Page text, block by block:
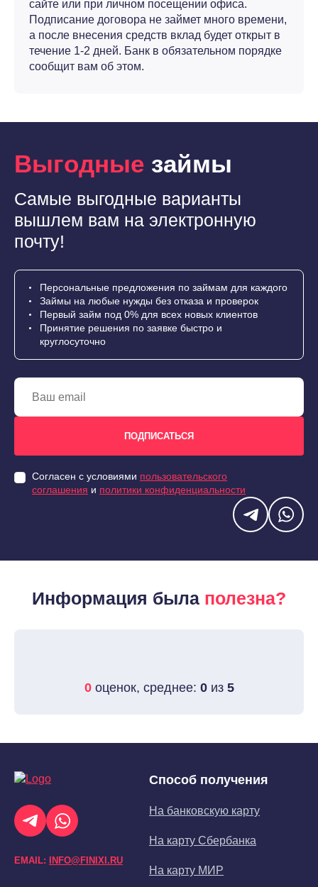
сайте или при личном посещении офиса.
Подписание договора не займет много времени,
а после внесения средств вклад будет открыт в
течение 1-2 дней. Банк в обязательном порядке
сообщит вам об этом.
Выгодные займы
Самые выгодные варианты
вышлем вам на электронную
почту!
Персональные предложения по займам для каждого
Займы на любые нужды без отказа и проверок
Первый займ под 0% для всех новых клиентов
Принятие решения по заявке быстро и
круглосуточно
Согласен с условиями пользовательского
соглашения и политики конфиденциальности
Информация была полезна?
0оценок, среднее: 0из 5
EMAIL: INFO@FINIXI.RU
Способ получения
На банковскую карту
На карту Сбербанка
На карту МИР